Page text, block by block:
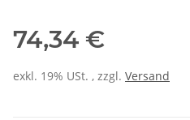
74,34 €
exkl. 19% USt. , zzgl. Versand